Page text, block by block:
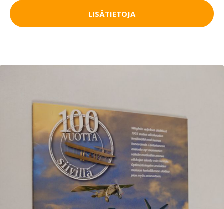
LISÄTIETOJA